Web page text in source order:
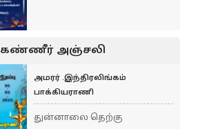
கண்ணீர் அஞ்சலி
அமரர் .இந்திரலிங்கம்
பாக்கியராணி
துன்னாலை தெற்கு